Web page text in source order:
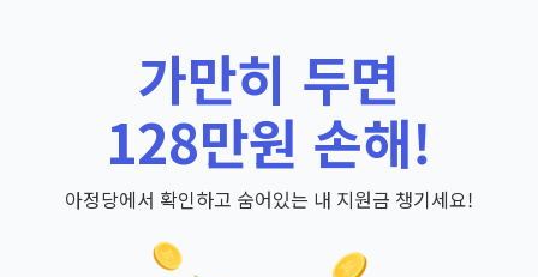
가만히 두면
128만원 손해!
아정당에서 확인하고 숨어있는 내 지원금 챙기세요!